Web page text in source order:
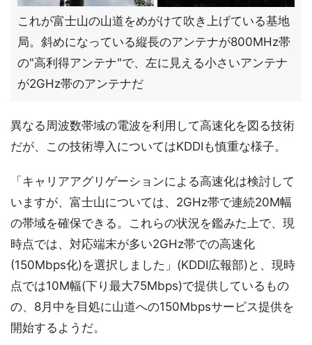
これが富士山の山道をめがけて吹き上げている基地
局。斜めになっている縦長のアンテナが800MHz帯
の"高利得アンテナ"で、左に見える小さいアンテナ
が2GHz帯のアンテナだ
異なる周波数帯域の電波を利用して高速化を図る技術
だが、この技術導入についてはKDDIも慎重な様子。
「キャリアアグリゲーションによる高速化は検討して
いますが、富士山については、2GHz帯で連続20M幅
の帯域を確保できる。これらの状況を鑑みた上で、現
時点では、対応端末が多い2GHz帯での高速化
(150Mbps化)を選択しました」(KDDI広報部)と、現時
点では10M幅(下り最大75Mbps)で提供しているもの
の、8月中を目処に山道への150Mbpsサービス提供を
開始するようだ。